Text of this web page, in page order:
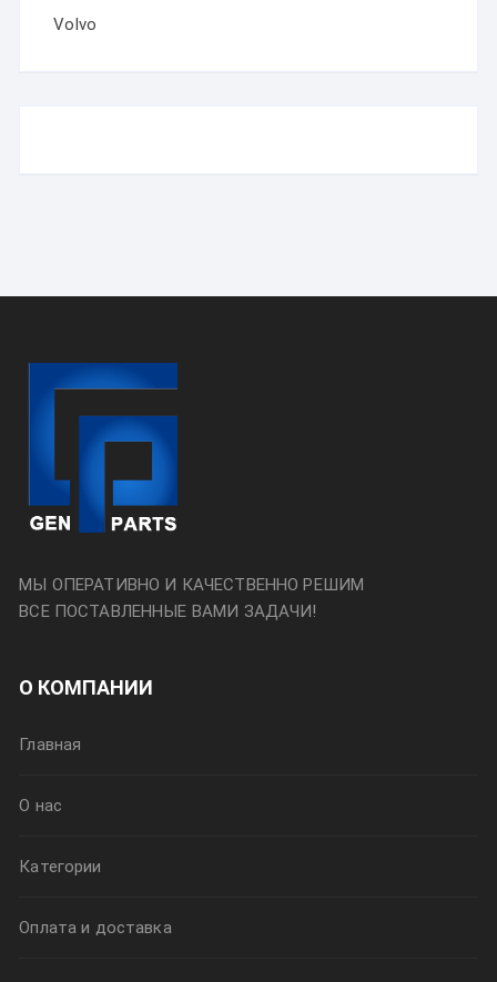
Volvo
МЫ ОПЕРАТИВНО И КАЧЕСТВЕННО РЕШИМ
ВСЕ ПОСТАВЛЕННЫЕ ВАМИ ЗАДАЧИ!
О КОМПАНИИ
Главная
О нас
Категории
Оплата и доставка